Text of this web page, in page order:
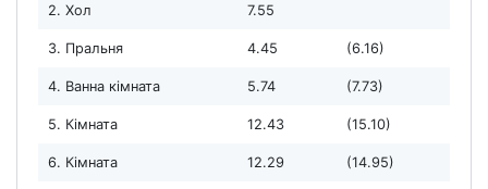
2. Хол 7.55
3. Пральня 4.45 (6.16)
4. Ванна кімната 5.74 (7.73)
5. Кімната 12.43 (15.10)
6. Кімната 12.29 (14.95)